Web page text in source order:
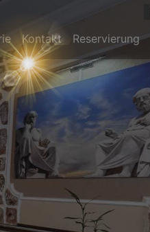
Kontakt Reservierung